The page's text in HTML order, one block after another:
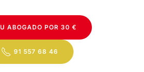
ABOGADO POR 30 €
91 557 68 46